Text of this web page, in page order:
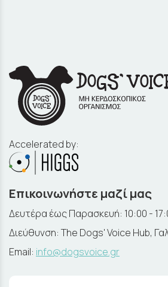
Accelerated by:
Επικοινωνήστε μαζί μας
Δευτέρα έως Παρασκευή: 10:00 -
Διεύθυνση: The Dogs' Voice Hub,
Email: info@dogsvoice.gr